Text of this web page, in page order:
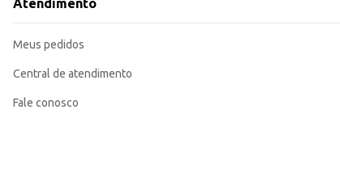
Atendimento
Meus pedidos
Central de atendimento
Fale conosco